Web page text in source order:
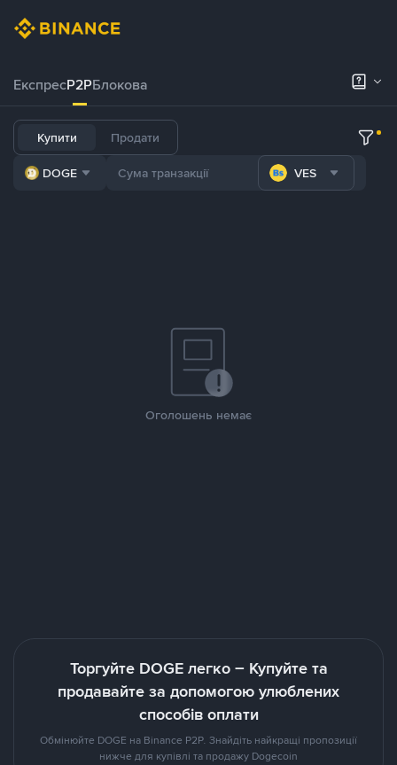
ЕкспресP2PБлокова
Купити Продати
DOGE VES
Оголошень немає
Торгуйте DOGE легко – Купуйте та
продавайте за допомогою улюблених
способів оплати
Обмінюйте DOGE на Binance P2P. Знайдіть найкращі пропозиції
нижче для купівлі та продажу Dogecoin